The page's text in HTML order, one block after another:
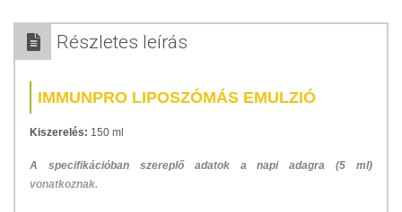
Részletes leírás
IMMUNPRO LIPOSZÓMÁS EMULZIÓ
Kiszerelés: 150 ml
A specifikációban szereplő adatok a napi adagra (5 ml)
vonatkoznak.